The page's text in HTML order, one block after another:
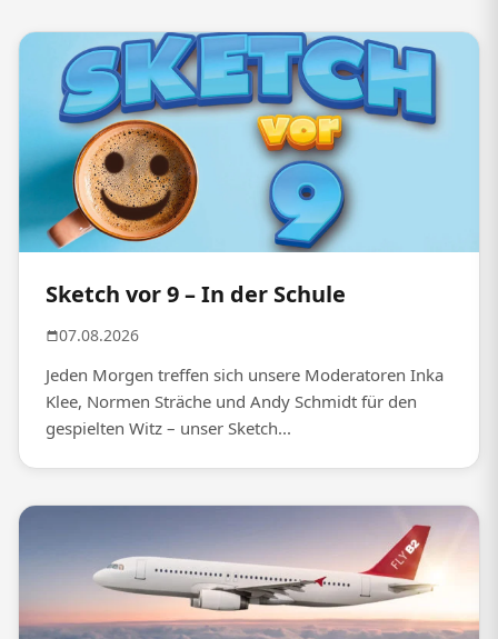
Sketch vor 9 – In der Schule
07.08.2026
Jeden Morgen treffen sich unsere Moderatoren Inka
Klee, Normen Sträche und Andy Schmidt für den
gespielten Witz – unser Sketch...